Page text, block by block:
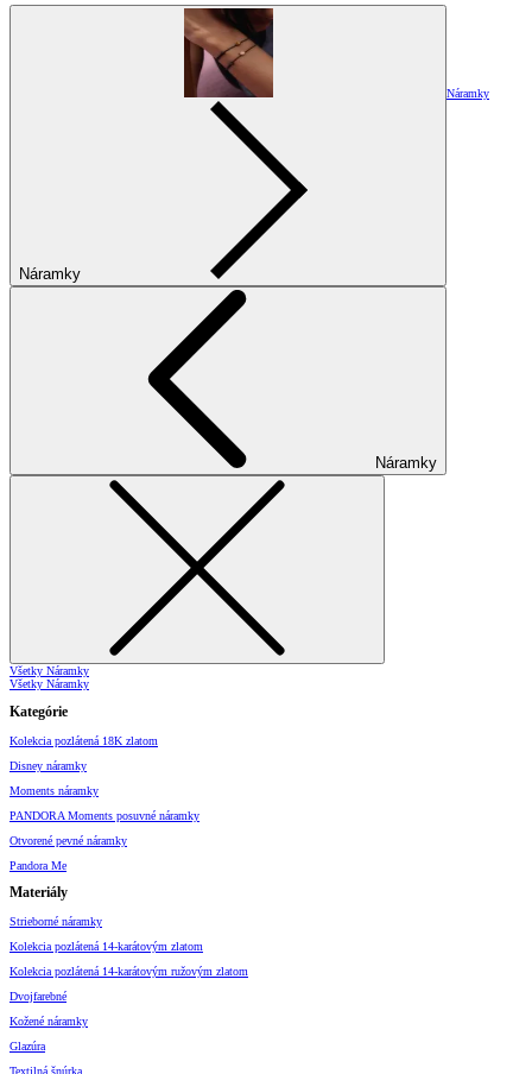
Náramky
Náramky
Náramky
Všetky Náramky
Všetky Náramky
Kategórie
Kolekcia pozlátená 18K zlatom
Disney náramky
Moments náramky
PANDORA Moments posuvné náramky
Otvorené pevné náramky
Pandora Me
Materiály
Strieborné náramky
Kolekcia pozlátená 14-karátovým zlatom
Kolekcia pozlátená 14-karátovým ružovým zlatom
Dvojfarebné
Kožené náramky
Glazúra
Textilná šnúrka